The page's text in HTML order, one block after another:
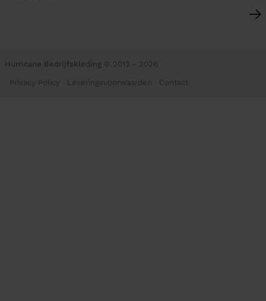
Hurricane Bedrijfskleding © 2013 - 2026
Privacy Policy Leveringsvoorwaarden Contact